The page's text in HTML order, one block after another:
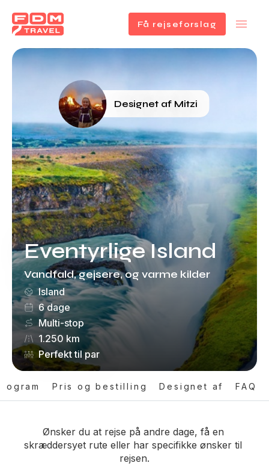
Få rejseforslag
Eventyrlige Island
Vandfald, gejsere, og varme kilder
Island
6 dage
Multi-stop
1.250 km
Perfekt til par
Designet af Mitzi
Pris og bestilling Designet af FAQ
Ønsker du at rejse på andre dage, få en
skræddersyet rute eller har specifikke ønsker til
rejsen.